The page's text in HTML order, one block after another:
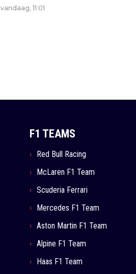
vandaag, 11:01
F1 TEAMS
Red Bull Racing
McLaren F1 Team
Scuderia Ferrari
Mercedes F1 Team
Aston Martin F1 Team
Alpine F1 Team
Haas F1 Team